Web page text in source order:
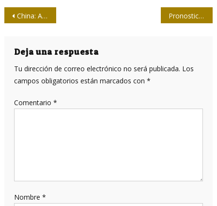
Navegación
entradas
China: Alertan vigilar nueva gripe porcina que ha infectado a humanos Pronostica Organización Panamericana de la Salud próximo rebrote de COVID-19 en América Latina y el Caribe
Deja una respuesta
Tu dirección de correo electrónico no será publicada. Los
campos obligatorios están marcados con *
Comentario *
Nombre *